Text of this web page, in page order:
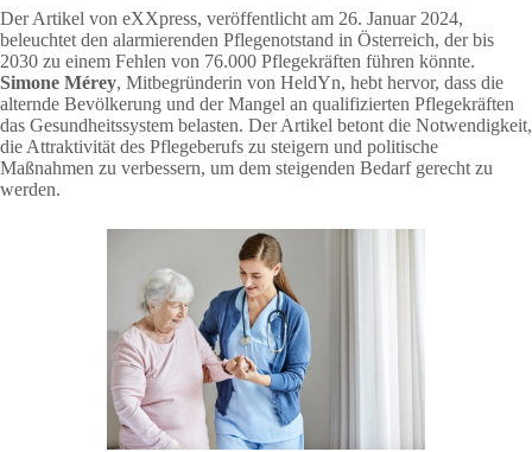
Der Artikel von eXXpress, veröffentlicht am 26. Januar 2024,
beleuchtet den alarmierenden Pflegenotstand in Österreich, der bis
2030 zu einem Fehlen von 76.000 Pflegekräften führen könnte.
Simone Mérey, Mitbegründerin von HeldYn, hebt hervor, dass die
alternde Bevölkerung und der Mangel an qualifizierten Pflegekräften
das Gesundheitssystem belasten. Der Artikel betont die Notwendigkeit,
die Attraktivität des Pflegeberufs zu steigern und politische
Maßnahmen zu verbessern, um dem steigenden Bedarf gerecht zu
werden.